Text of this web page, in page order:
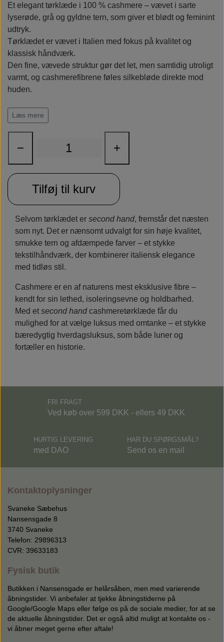
Rudolph Care
Et elegant tørklæde i 100 % cashmere – vævet i sarte
lyserøde, grå og gyldne tern, som giver et blødt og feminint
udtryk.
Tørklædet er vævet i Italien med fokus på kvalitet og
klassisk håndværk.
Den fine, vævede struktur gør det let, men samtidig utroligt
varmt, og cashmerefibrene føles silkebløde direkte mod
huden.
Mål:ca. 28 × 142 cm
Materiale:100 % cashmere
Fremstillet i:
Rens anbefales
Læs mere
− +
Tilføj til kurv
Selvom tørklædet er second hand, fremstår det næsten
som nyt. Det er nænsomt udvalgt for sin høje kvalitet,
smukke tern og afdæmpede farver – et stykke
tekstilhåndværk, der kombinerer italiensk elegance
med tidløs stil.
Cashmere er en af naturens mest eksklusive fibre –
kendt for sin lethed, isoleringsevne og holdbarhed.
Med et second handcashmeretørklæde får du
mulighed for at vælge luksus med omtanke – et stykke
bæredygtig hverdagsluksus, som både luner og
fortæller en historie.
FRI FRAGT
Ved køb over 599 DKK - ellers 49 DKK
HURTIG LEVERING
med DAO
HAR DU SPØRGSMÅL?
Send os en mail
Kontaktoplysninger
Svaneke Sæbehus
Nansensgade 8
3740 Svaneke
Telefon: 29896313
CVR: 39633183
Fysisk butik
Butikken i Nansensgade er helårsåben, men med varierende
åbningstider. Vi anbefaler at tjekke åbningstiderne på
Google/Google Maps eller følge os på de sociale medier, for at se
de aktuelle åbningstider. Det er også altid muligt at kontakte os -
vi åbner meget gerne efter aftale!